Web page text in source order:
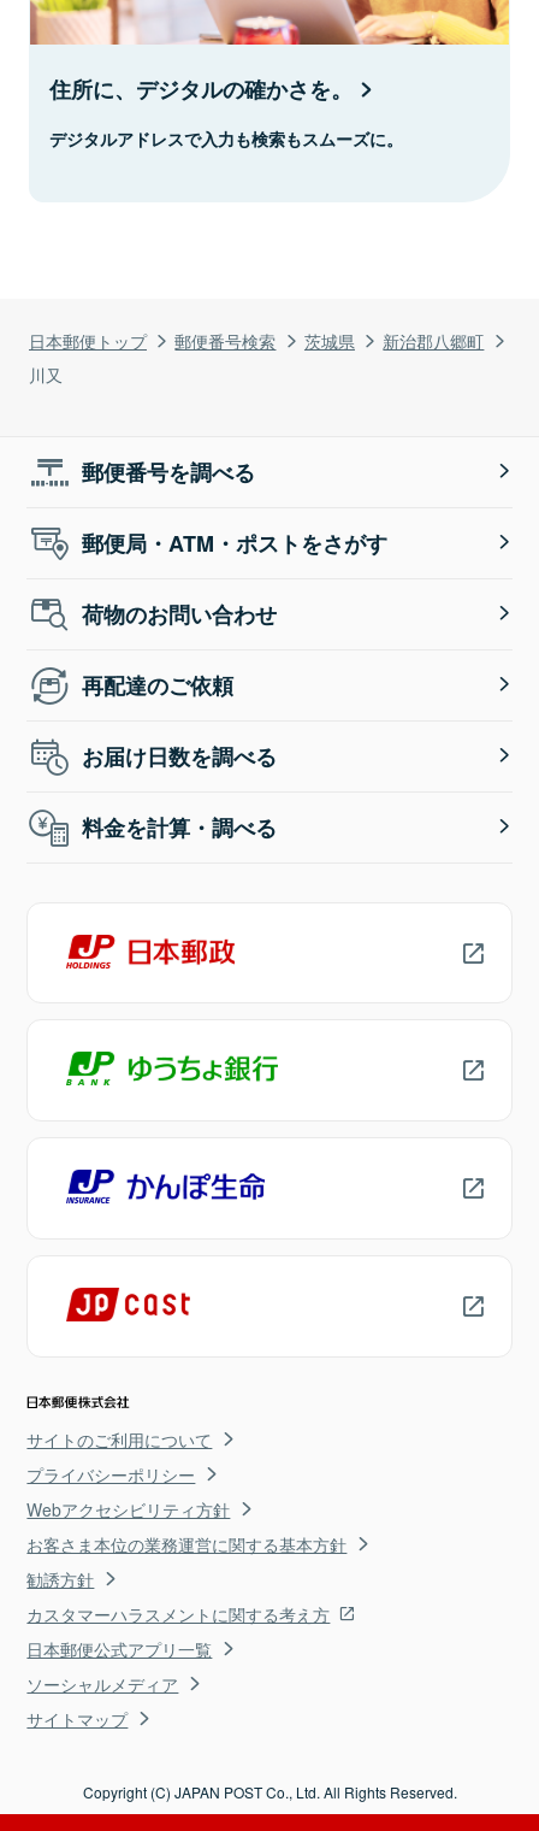
日本郵便トップ 郵便番号検索 茨城県
新治郡八郷町
川又
住所に、デジタルの確かさを。
デジタルアドレスで入力も検索もスムーズに。
郵便番号を調べる
郵便局・ATM・ポストをさがす
荷物のお問い合わせ
再配達のご依頼
お届け日数を調べる
料金を計算・調べる
サイトのご利用について
プライバシーポリシー
Webアクセシビリティ方針
お客さま本位の業務運営に関する基本方針
勧誘方針
カスタマーハラスメントに関する考え方
日本郵便公式アプリ一覧
ソーシャルメディア
サイトマップ
Copyright (C) JAPAN POST Co., Ltd. All Rights Reserved.